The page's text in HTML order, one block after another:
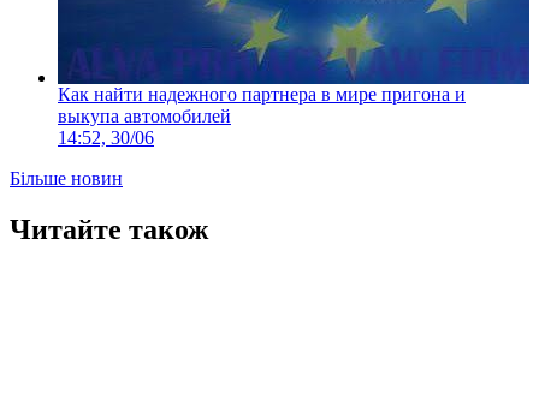
Как найти надежного партнера в мире пригона и
выкупа автомобилей
14:52, 30/06
Більше новин
Читайте також